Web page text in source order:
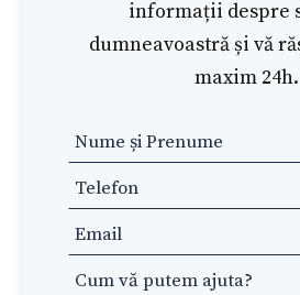
informații despre
dumneavoastră și vă
maxim 24h.
Leave
this
field
blank